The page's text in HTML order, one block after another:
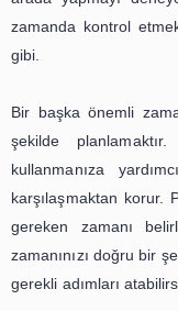
ulaşmak için
yönetimi sadece
zaman yönetimi
İlk adım, zaman
Önceliklerinizi
odaklanarak
belirlerken,